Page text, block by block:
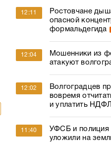
12:11
Ростовчане
опасной
формальдегида
12:04
Мошенники из
атакуют
12:02
Волгоградцев
вовремя
и уплатить НДФЛ
11:40
УФСБ и полиция
уложили на